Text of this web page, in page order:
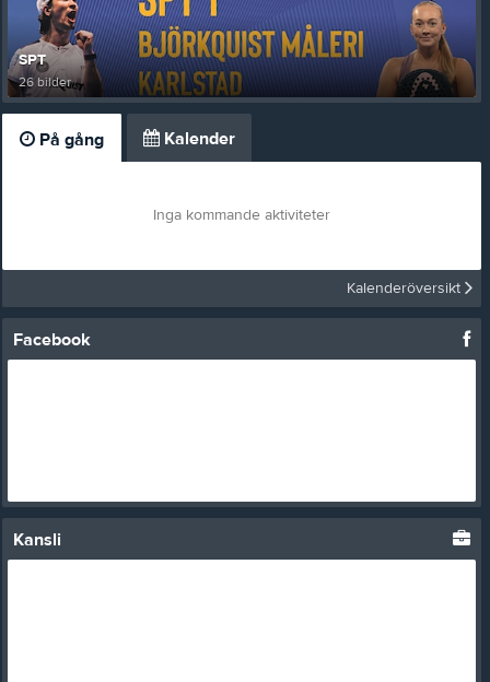
SPT
26 bilder
På gång Kalender
Inga kommande aktiviteter
Kalenderöversikt
Facebook
Kansli